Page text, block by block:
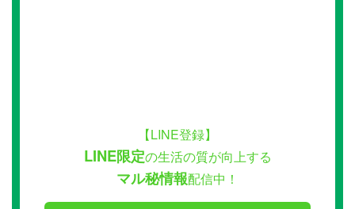
【LINE登録】
LINE限定の生活の質が向上する
マル秘情報配信中！